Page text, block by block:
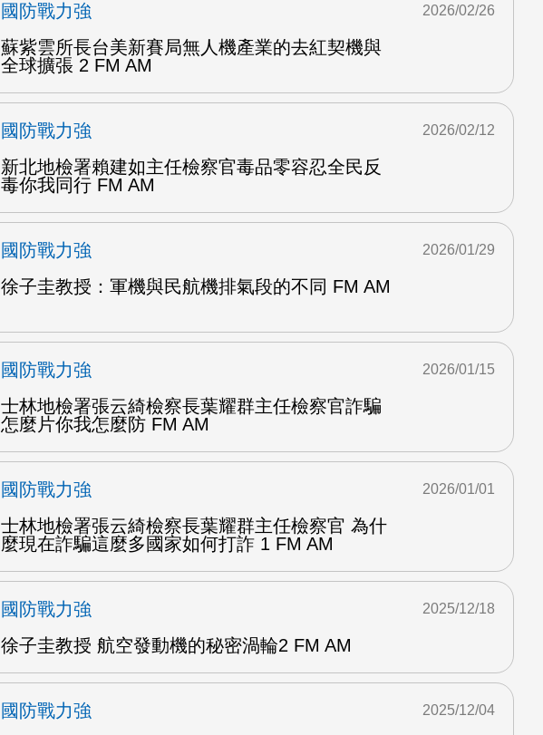
國防戰力強
蘇紫雲所長台美新賽局無人機產業的去紅契機與
全球擴張 2 FM AM
2026/02/26
國防戰力強
新北地檢署賴建如主任檢察官毒品零容忍全民反
毒你我同行 FM AM
2026/02/12
國防戰力強
徐子圭教授：軍機與民航機排氣段的不同 FM AM
2026/01/29
國防戰力強
士林地檢署張云綺檢察長葉耀群主任檢察官詐騙
怎麼片你我怎麼防 FM AM
2026/01/15
國防戰力強
士林地檢署張云綺檢察長葉耀群主任檢察官 為什
麼現在詐騙這麼多國家如何打詐 1 FM AM
2026/01/01
國防戰力強
徐子圭教授 航空發動機的秘密渦輪2 FM AM
2025/12/18
國防戰力強 2025/12/04